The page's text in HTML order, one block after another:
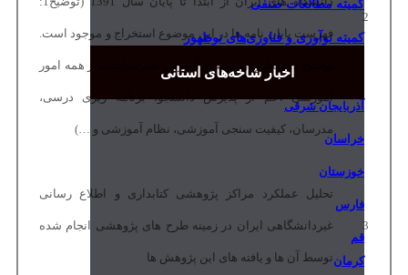
کمیته مطالعات صنفی
کمیته نوآوری و فناوری‌های نوظهور
اخبار شاخه‌های استانی
آذربایجان شرقی
خراسان
خوزستان
فارس
قم
کرمان
2
فهرست پایان نامه ها در این موضوع استخراج و موجود است.
توضیح 2: منظور از موضوع آموزش عبارت است از همه امور
آموزشی اعم از پذیرش دانشجو، برنامه ریزی درسی،
مدرسان، کیفیت سنجی آموزشی، نظام آموزشی و …)
3
تحلیل عملکرد مراکز پژوهشی کتابداری و اطلاع رسانی
غیردانشگاهی ایران در زمینه طرح های پژوهشی انجام شده
توسط آن ها و یافته های این پژوهش ها